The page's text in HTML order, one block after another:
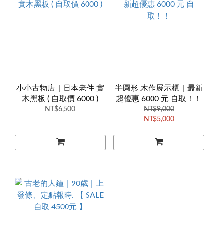
小小古物店｜日本老件 實
木黑板 ( 自取價 6000 )
NT$6,500
半圓形 木作展示櫃｜最新
超優惠 6000 元 自取！！
NT$9,000
NT$5,000